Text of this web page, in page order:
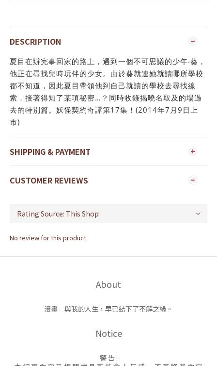
DESCRIPTION
夏目在辦完事回家的路上，遇到一個不可思議的少年‧葵，
他正在尋找兒時玩伴的少女。由於葵就連她就讀哪所學校
都不知道，因此夏目帶領他到自己就讀的學校去尋找線
索，接著得知了某項秘密…？同時收錄揭曉名取及的場過
去的特別篇。妖怪契約奇譚第17集！(2014年7月9日上
市)
SHIPPING & PAYMENT
CUSTOMER REVIEWS
No review for this product
About
漫畫－與我的人生，早已結下了不解之緣。
Notice
警 告 :